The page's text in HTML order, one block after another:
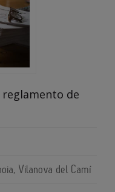
de
Vilanova del Camí